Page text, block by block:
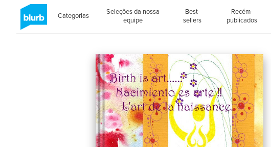
Categorias
Seleções da nossa
equipe
Best-
sellers
Recém-
publicados